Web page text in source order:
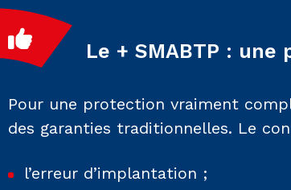
Le + SMABTP :
Pour une protection vraiment
des garanties traditionnelles. Le
l’erreur d’implantation ;